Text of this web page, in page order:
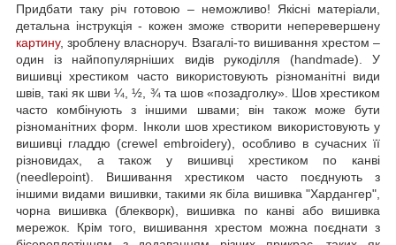
Придбати таку річ готовою – неможливо! Якісні матеріали,
детальна інструкція - кожен зможе створити неперевершену
картину, зроблену власноруч. Взагалі-то вишивання хрестом –
один із найпопулярніших видів рукоділля (handmade). У
вишивці хрестиком часто використовують різноманітні види
швів, такі як шви ¼, ½, ¾ та шов «позадголку». Шов хрестиком
часто комбінують з іншими швами; він також може бути
різноманітних форм. Інколи шов хрестиком використовують у
вишивці гладдю (crewel embroidery), особливо в сучасних її
різновидах, а також у вишивці хрестиком по канві
(needlepoint). Вишивання хрестиком часто поєднують з
іншими видами вишивки, такими як біла вишивка "Хардангер",
чорна вишивка (блекворк), вишивка по канві або вишивка
мережок. Крім того, вишивання хрестом можна поєднати з